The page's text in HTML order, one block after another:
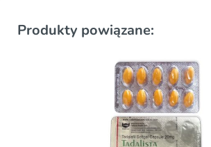
Produkty powiązane: